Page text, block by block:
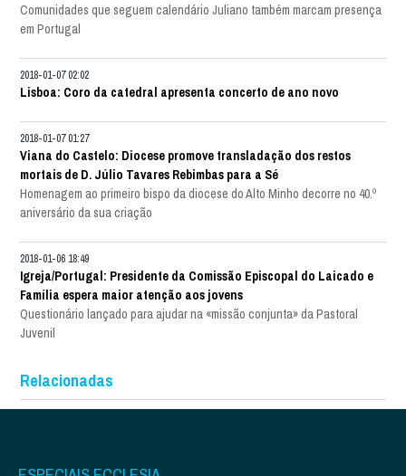
Comunidades que seguem calendário Juliano também marcam presença
em Portugal
2018-01-07 02:02
Lisboa: Coro da catedral apresenta concerto de ano novo
2018-01-07 01:27
Viana do Castelo: Diocese promove transladação dos restos
mortais de D. Júlio Tavares Rebimbas para a Sé
Homenagem ao primeiro bispo da diocese do Alto Minho decorre no 40.º
aniversário da sua criação
2018-01-06 18:49
Igreja/Portugal: Presidente da Comissão Episcopal do Laicado e
Família espera maior atenção aos jovens
Questionário lançado para ajudar na «missão conjunta» da Pastoral
Juvenil
Relacionadas